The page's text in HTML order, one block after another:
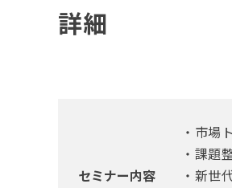
詳細
セミナー内容
・市場
・課題
・新世